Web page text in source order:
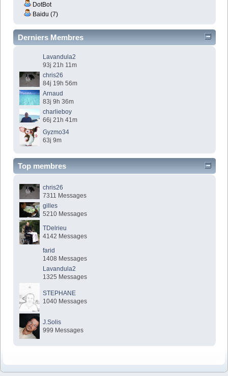
DotBot
Baidu (7)
Derniers Membres
Lavandula2
93j 21h 11m
chris26
84j 19h 56m
Arnaud
83j 9h 36m
charlieboy
66j 21h 41m
Gyzmo34
63j 9m
Top membres
chris26
7311 Messages
gilles
5210 Messages
TDelrieu
4142 Messages
farid
1408 Messages
Lavandula2
1325 Messages
STEPHANE
1040 Messages
J.Solis
999 Messages